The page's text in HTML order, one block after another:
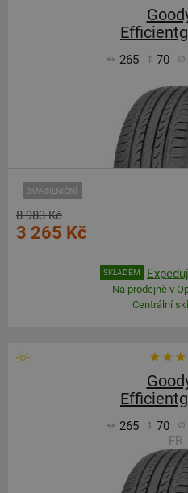
265 70
SUV-SILNIČNÍ
8 983 Kč
3 265 Kč
SKLADEM
Na prodejně v
Centrální
265 70
FR